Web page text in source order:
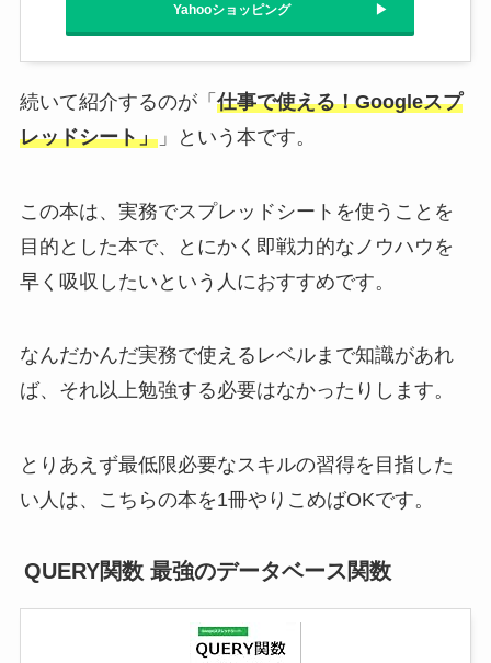
Yahooショッピング
続いて紹介するのが「 仕事で使える！Googleスプ
レッドシート」」という本です。
この本は、実務でスプレッドシートを使うことを
目的とした本で、とにかく即戦力的なノウハウを
早く吸収したいという人におすすめです。
なんだかんだ実務で使えるレベルまで知識があれ
ば、それ以上勉強する必要はなかったりします。
とりあえず最低限必要なスキルの習得を目指した
い人は、こちらの本を1冊やりこめばOKです。
QUERY関数 最強のデータベース関数